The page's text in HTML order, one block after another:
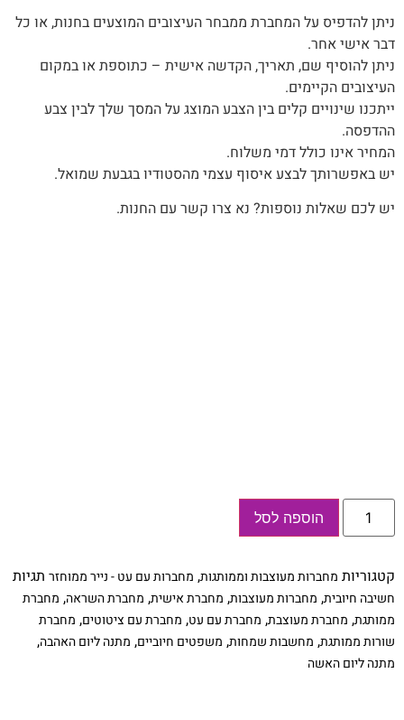
‬דבר‭ ‬אישי‭ ‬אחר‭.‬
ניתן‭ ‬להוסיף‭ ‬שם‭,‬ תאריך, ‬הקדשה‭ ‬אישית – כתוספת או במקום
העיצובים הקיימים.
‬ההדפסה‭.‬
המחיר‭ ‬אינו‭ ‬כולל‭ ‬דמי‭ ‬משלוח‭.‬
יש‭ ‬באפשרותך‭ ‬לבצע‭ ‬איסוף‭ ‬עצמי‭ ‬מהסטודיו‭ ‬בגבעת‭ ‬שמואל‭.‬
יש לכם שאלות נוספות? נא צרו קשר עם החנות.
כמות
מחברת
ומקורית
עם
מסר
Do
What
You
הוספה לסל
קטגוריותמחברות מעוצבות וממותגות,מחברות עם עט - נייר ממוחזרתגיות
חשיבה חיובית,מחברות מעוצבות,מחברת אישית,מחברת השראה,מחברת
ממותגת,מחברת מעוצבת,מחברת עם עט,מחברת עם ציטוטים,מחברת
שורות ממותגת,מחשבות שמחות,משפטים חיוביים,מתנה ליום האהבה,
מתנה ליום האשה